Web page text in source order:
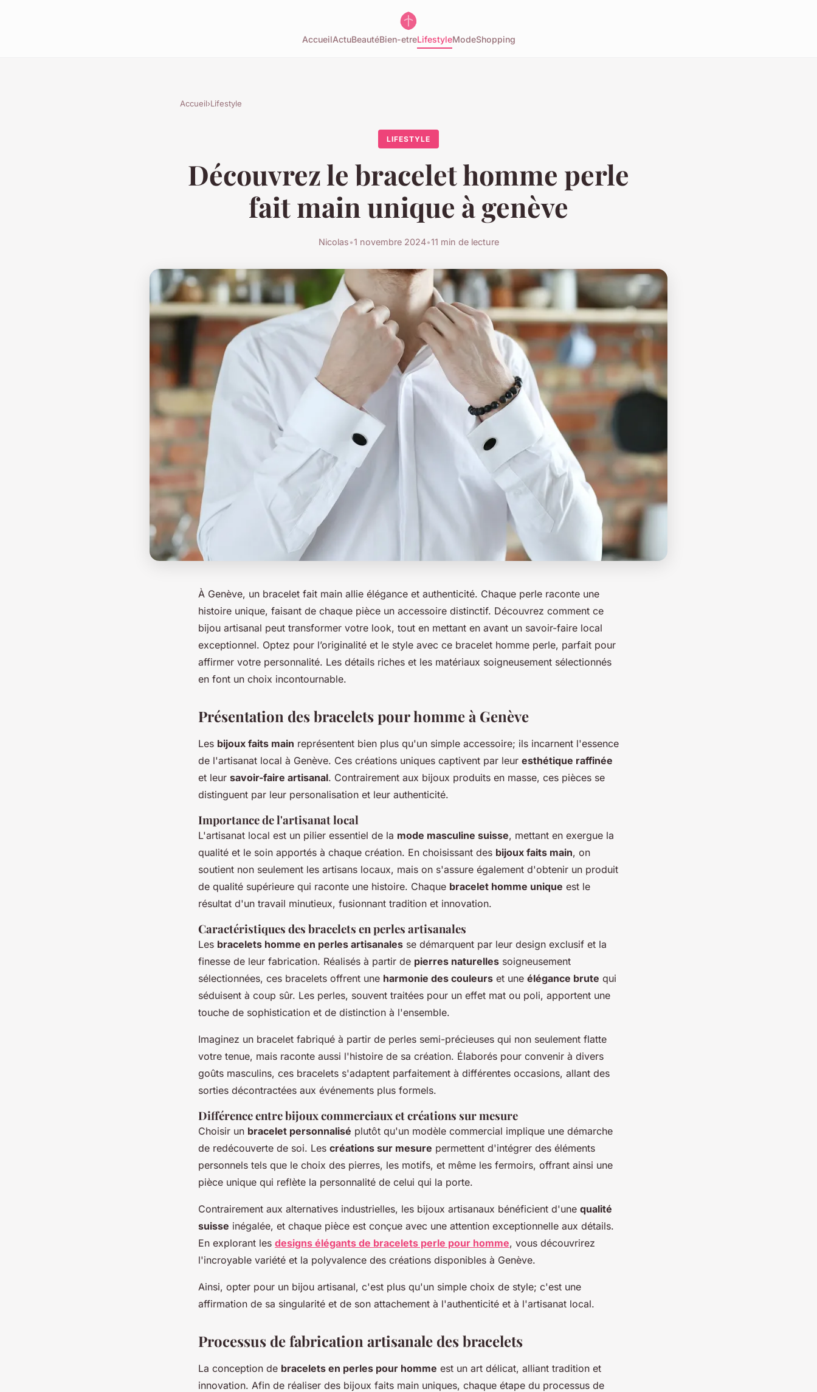
AccueilActuBeautéBien-etreLifestyleModeShopping
Accueil›Lifestyle
LIFESTYLE
Découvrez le bracelet homme perle
fait main unique à genève
Nicolas•1 novembre 2024•11 min de lecture
À Genève, un bracelet fait main allie élégance et authenticité. Chaque perle raconte une
histoire unique, faisant de chaque pièce un accessoire distinctif. Découvrez comment ce
bijou artisanal peut transformer votre look, tout en mettant en avant un savoir-faire local
exceptionnel. Optez pour l’originalité et le style avec ce bracelet homme perle, parfait pour
affirmer votre personnalité. Les détails riches et les matériaux soigneusement sélectionnés
en font un choix incontournable.
Présentation des bracelets pour homme à Genève
Les bijoux faits main représentent bien plus qu'un simple accessoire; ils incarnent l'essence
de l'artisanat local à Genève. Ces créations uniques captivent par leur esthétique raffinée
et leur savoir-faire artisanal. Contrairement aux bijoux produits en masse, ces pièces se
distinguent par leur personalisation et leur authenticité.
Importance de l'artisanat local
L'artisanat local est un pilier essentiel de la mode masculine suisse, mettant en exergue la
qualité et le soin apportés à chaque création. En choisissant des bijoux faits main, on
soutient non seulement les artisans locaux, mais on s'assure également d'obtenir un produit
de qualité supérieure qui raconte une histoire. Chaque bracelet homme unique est le
résultat d'un travail minutieux, fusionnant tradition et innovation.
Caractéristiques des bracelets en perles artisanales
Les bracelets homme en perles artisanales se démarquent par leur design exclusif et la
finesse de leur fabrication. Réalisés à partir de pierres naturelles soigneusement
sélectionnées, ces bracelets offrent une harmonie des couleurs et une élégance brute qui
séduisent à coup sûr. Les perles, souvent traitées pour un effet mat ou poli, apportent une
touche de sophistication et de distinction à l'ensemble.
Imaginez un bracelet fabriqué à partir de perles semi-précieuses qui non seulement flatte
votre tenue, mais raconte aussi l'histoire de sa création. Élaborés pour convenir à divers
goûts masculins, ces bracelets s'adaptent parfaitement à différentes occasions, allant des
sorties décontractées aux événements plus formels.
Différence entre bijoux commerciaux et créations sur mesure
Choisir un bracelet personnalisé plutôt qu'un modèle commercial implique une démarche
de redécouverte de soi. Les créations sur mesure permettent d'intégrer des éléments
personnels tels que le choix des pierres, les motifs, et même les fermoirs, offrant ainsi une
pièce unique qui reflète la personnalité de celui qui la porte.
Contrairement aux alternatives industrielles, les bijoux artisanaux bénéficient d'une qualité
suisse inégalée, et chaque pièce est conçue avec une attention exceptionnelle aux détails.
En explorant les designs élégants de bracelets perle pour homme, vous découvrirez
l'incroyable variété et la polyvalence des créations disponibles à Genève.
Ainsi, opter pour un bijou artisanal, c'est plus qu'un simple choix de style; c'est une
affirmation de sa singularité et de son attachement à l'authenticité et à l'artisanat local.
Processus de fabrication artisanale des bracelets
La conception de bracelets en perles pour homme est un art délicat, alliant tradition et
innovation. Afin de réaliser des bijoux faits main uniques, chaque étape du processus de